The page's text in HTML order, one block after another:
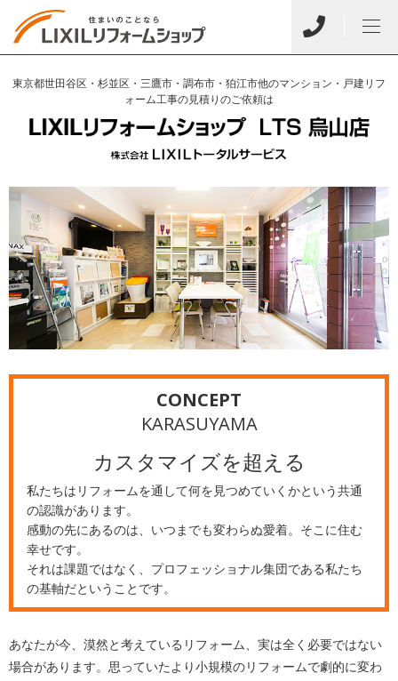
東京都世田谷区・杉並区・三鷹市・調布市・狛江市他のマンション・戸建リフ
ォーム工事の見積りのご依頼は
CONCEPT
KARASUYAMA
カスタマイズを超える
私たちはリフォームを通して何を見つめていくかという共通
の認識があります。
感動の先にあるのは、いつまでも変わらぬ愛着。そこに住む
幸せです。
それは課題ではなく、プロフェッショナル集団である私たち
の基軸だということです。
あなたが今、漠然と考えているリフォーム、実は全く必要ではない
場合があります。思っていたより小規模のリフォームで劇的に変わ